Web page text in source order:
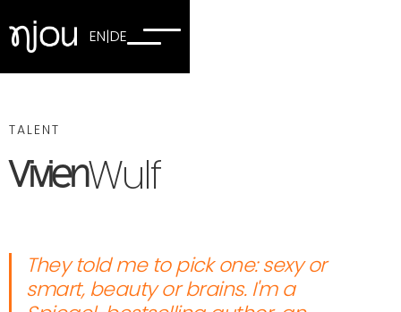
EN|DE
TALENT
VivienWulf
They told me to pick one: sexy or
smart, beauty or brains. I'm a